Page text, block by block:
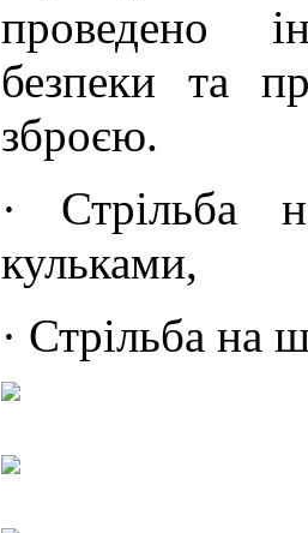
проведено
безпеки та
зброєю.
· Стрільба
кульками,
· Стрільба на